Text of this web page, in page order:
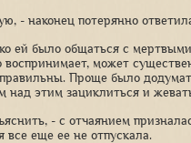
- наконец потерянно
ей было общаться с
воспринимает, может
Проще было
над этим зациклиться и
- с отчаянием
все еще ее не отпускала.